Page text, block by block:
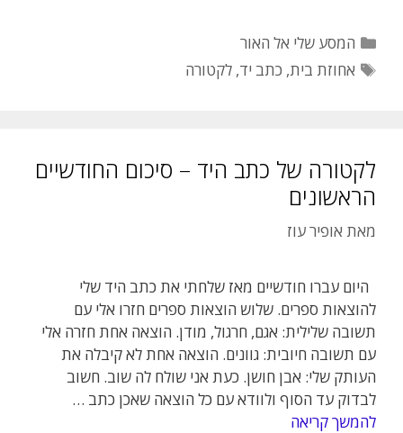
קטגוריות
המסע שלי אל האור
תגיות
אחוזת בית, כתב יד,לקטורה
לקטורה של כתב היד – סיכום החודשיים
הראשונים
מאת אופיר עוז
היום עברו חודשיים מאז שלחתי את כתב היד שלי
להוצאות ספרים. שלוש הוצאות ספרים חזרו אלי עם
תשובה שלילית: אגם, חרגול, מודן. הוצאה אחת חזרה אלי
עם תשובה חיובית: גוונים. הוצאה אחת לא קיבלה את
העותק שלי: אבן חושן. כעת אני שולח לה שוב. חשוב
לבדוק עד הסוף ולוודא עם כל הוצאה שאכן כתב …
להמשך קריאה